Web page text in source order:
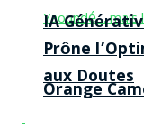
Orange
IA
Prône
aux Doutes